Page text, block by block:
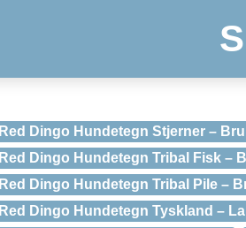
Red Dingo Hundetegn Stjerner –
Red Dingo Hundetegn Tribal Fisk –
Red Dingo Hundetegn Tribal Pile –
Red Dingo Hundetegn Tyskland –